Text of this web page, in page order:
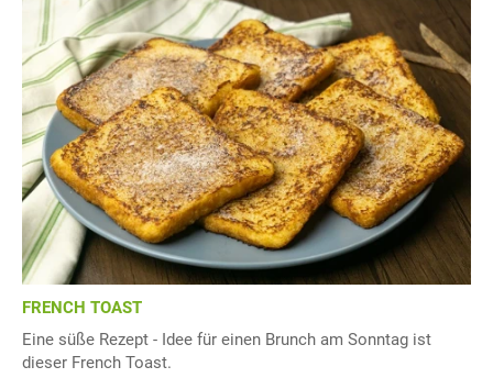
FRENCH TOAST
Eine süße Rezept - Idee für einen Brunch am Sonntag ist
dieser French Toast.